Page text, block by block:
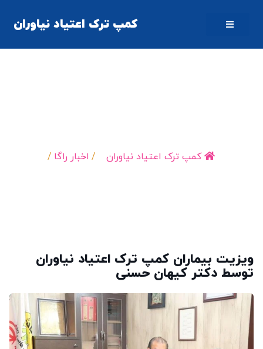
کمپ ترک اعتیاد نیاوران
کمپ ترک اعتیاد نیاوران / اخبار راگا/
بیماران کمپ ترک اعتیاد نیاوران
دکتر کیهان حسنی